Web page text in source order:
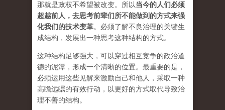
那就是政权不希望被改变。所以当今的人们必须
超越前人，去思考前辈们所不能做到的方式来强
化我们的技术变革。必须了解不良治理的关键生
成结构，发展出一种思考这种结构的方式。
这种结构足够强大，可以穿过相互竞争的政治道
德的泥潭，形成一个清晰的位置。最重要的是，
必须运用这些见解来激励自己和他人，采取一种
高瞻远瞩的有效行动，以更好的方式取代导致治
理不善的结构。